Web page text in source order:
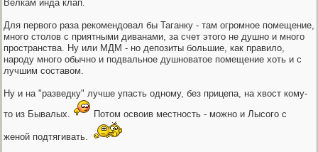
Велкам инда клап.
Для первого раза рекомендовал бы Таганку - там огромное помещение,
много столов с приятными диванами, за счет этого не душно и много
пространства. Ну или МДМ - но депозиты большие, как правило,
народу много обычно и подвальное душноватое помещение хоть и с
лучшим составом.
Ну и на "разведку" лучше упасть одному, без прицепа, на хвост кому-
то из Бывалых.
Потом освоив местность - можно и Лысого с
женой подтягивать.